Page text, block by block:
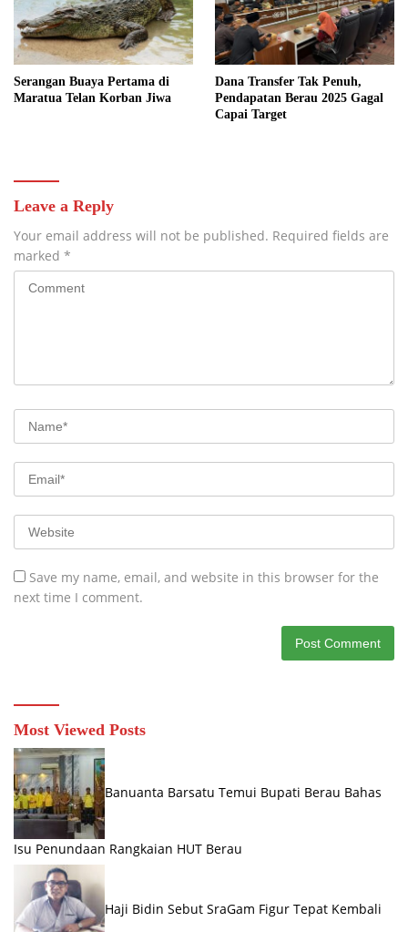
Serangan Buaya Pertama di
Maratua Telan Korban Jiwa
Dana Transfer Tak Penuh,
Pendapatan Berau 2025 Gagal
Capai Target
Leave a Reply
Your email address will not be published. Required fields are
marked *
Save my name, email, and website in this browser for the
next time I comment.
Most Viewed Posts
Banuanta Barsatu Temui Bupati Berau Bahas
Isu Penundaan Rangkaian HUT Berau
Haji Bidin Sebut SraGam Figur Tepat Kembali